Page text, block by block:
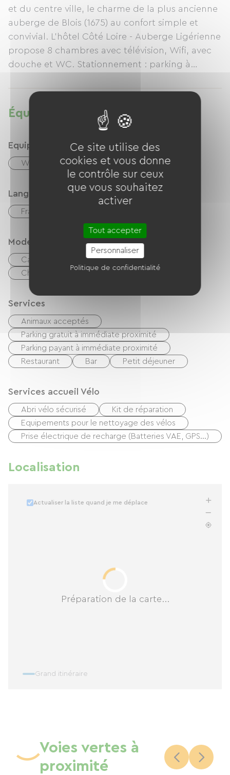
et du centre ville, le charme de la plus ancienne
auberge de Blois (1675) au confort simple et
convivial. L'hôtel Côté Loire - Auberge Ligérienne
propose 8 chambres avec télévision, Wifi, avec
douche et WC. Stationnement : parking à
Équipements
Equipements
Wifi gratuit
Langues parlées
Français
Modes de paiement
Carte Bancaire
Espèces
Chèques vacances (ANCV)
Services
Animaux acceptés
Parking gratuit à immédiate proximité
Parking payant à immédiate proximité
Restaurant
Bar Petit déjeuner
Services accueil Vélo
Abri vélo sécurisé
Kit de réparation
Equipements pour le nettoyage des vélos
Prise électrique de recharge (Batteries VAE, GPS…)
Localisation
Préparation de la carte...
Actualiser la liste quand je me déplace
Grand itinéraire
Voies vertes à
proximité
Ce site utilise des
cookies et vous donne
le contrôle sur ceux
que vous souhaitez
activer
Tout accepter
Personnaliser
Politique de confidentialité